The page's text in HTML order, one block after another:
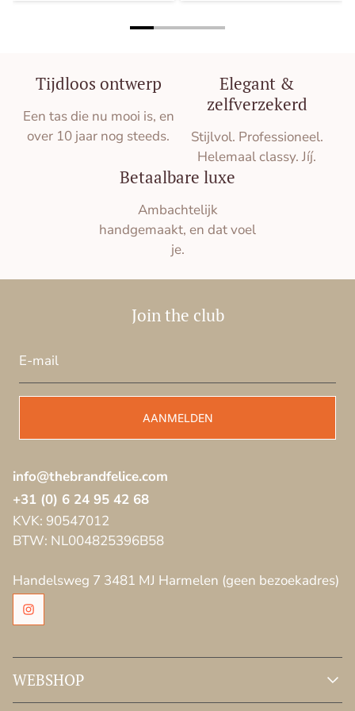
Tijdloos ontwerp
Een tas die nu mooi is, en
over 10 jaar nog steeds.
Elegant &
zelfverzekerd
Stijlvol. Professioneel.
Helemaal classy. Jíj.
Betaalbare luxe
Ambachtelijk
handgemaakt, en dat voel
je.
info@thebrandfelice.com
+31 (0) 6 24 95 42 68
KVK: 90547012
BTW: NL004825396B58
Handelsweg 7 3481 MJ Harmelen (geen bezoekadres)
WEBSHOP
Join the club
AANMELDEN